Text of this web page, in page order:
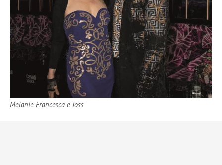
Melanie Francesca e Joss